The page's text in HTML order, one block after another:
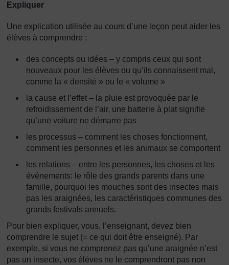
Expliquer
Une explication utilisée au cours d’une leçon peut aider les
élèves à comprendre :
des concepts ou idées – y compris ceux qui sont
nouveaux pour les élèves ou qu’ils connaissent mal,
comme la « densité » ou le « volume »
la cause et l’effet – la pluie est provoquée par le
refroidissement de l’air, une batterie à plat signifie
qu’une voiture ne démarre pas
les processus – comment les choses fonctionnent,
comment les personnes et les animaux se comportent
les relations – entre les personnes, les choses et les
événements: le rôle des grands parents dans une
famille, pourquoi les mouches sont des insectes mais
pas les araignées, les caractéristiques communes des
grands festivals annuels.
Pour bien expliquer, vous, l’enseignant, devez bien
comprendre le sujet (= ce qui doit être enseigné). Par
exemple, si vous ne comprenez pas qu’une araignée n’est
pas un insecte, vos élèves ne le comprendront pas non